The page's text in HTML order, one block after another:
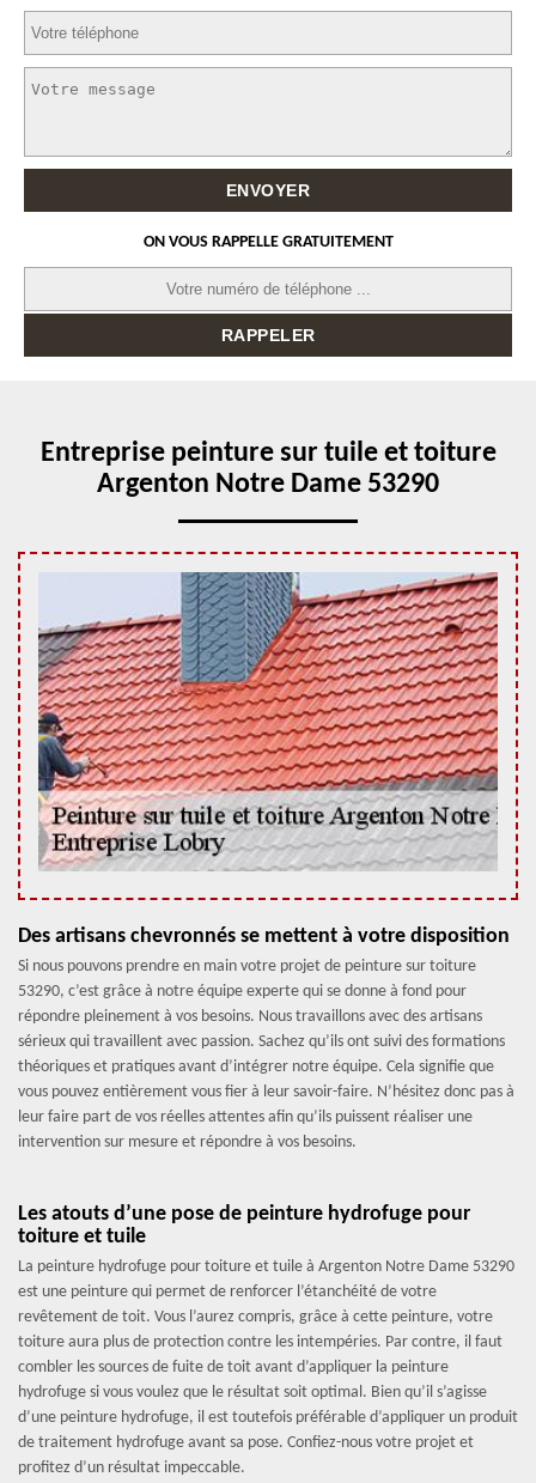
ON VOUS RAPPELLE GRATUITEMENT
Entreprise peinture sur tuile et toiture
Argenton Notre Dame 53290
Des artisans chevronnés se mettent à votre disposition
Si nous pouvons prendre en main votre projet de peinture sur toiture
53290, c’est grâce à notre équipe experte qui se donne à fond pour
répondre pleinement à vos besoins. Nous travaillons avec des artisans
sérieux qui travaillent avec passion. Sachez qu’ils ont suivi des formations
théoriques et pratiques avant d’intégrer notre équipe. Cela signifie que
vous pouvez entièrement vous fier à leur savoir-faire. N’hésitez donc pas à
leur faire part de vos réelles attentes afin qu’ils puissent réaliser une
intervention sur mesure et répondre à vos besoins.
Les atouts d’une pose de peinture hydrofuge pour
toiture et tuile
La peinture hydrofuge pour toiture et tuile à Argenton Notre Dame 53290
est une peinture qui permet de renforcer l’étanchéité de votre
revêtement de toit. Vous l’aurez compris, grâce à cette peinture, votre
toiture aura plus de protection contre les intempéries. Par contre, il faut
combler les sources de fuite de toit avant d’appliquer la peinture
hydrofuge si vous voulez que le résultat soit optimal. Bien qu’il s’agisse
d’une peinture hydrofuge, il est toutefois préférable d’appliquer un produit
de traitement hydrofuge avant sa pose. Confiez-nous votre projet et
profitez d’un résultat impeccable.